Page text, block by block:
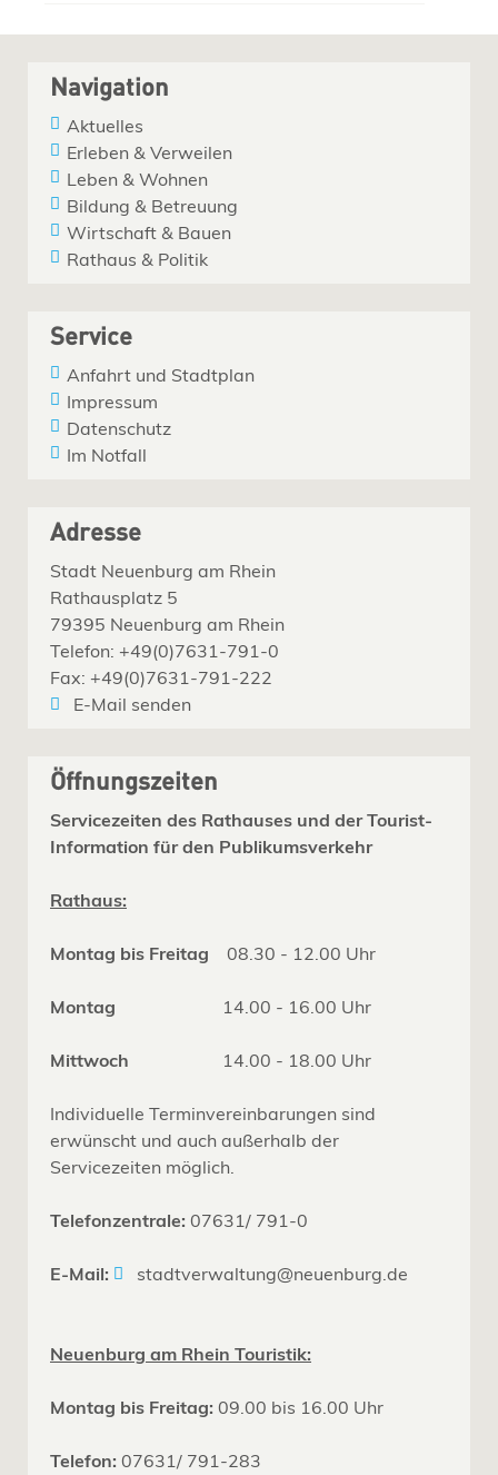
Navigation
Aktuelles
Erleben & Verweilen
Leben & Wohnen
Bildung & Betreuung
Wirtschaft & Bauen
Rathaus & Politik
Service
Anfahrt und Stadtplan
Impressum
Datenschutz
Im Notfall
Adresse
Stadt Neuenburg am Rhein
Rathausplatz 5
79395 Neuenburg am Rhein
Telefon: +49(0)7631-791-0
Fax: +49(0)7631-791-222
E-Mail senden
Öffnungszeiten
Servicezeiten des Rathauses und der Tourist-
Information für den Publikumsverkehr
Rathaus:
Montag bis Freitag 08.30 - 12.00 Uhr
Montag 14.00 - 16.00 Uhr
Mittwoch 14.00 - 18.00 Uhr
Individuelle Terminvereinbarungen sind
erwünscht und auch außerhalb der
Servicezeiten möglich.
Telefonzentrale: 07631/ 791-0
E-Mail: stadtverwaltung@neuenburg.de
Neuenburg am Rhein Touristik:
Montag bis Freitag: 09.00 bis 16.00 Uhr
Telefon: 07631/ 791-283